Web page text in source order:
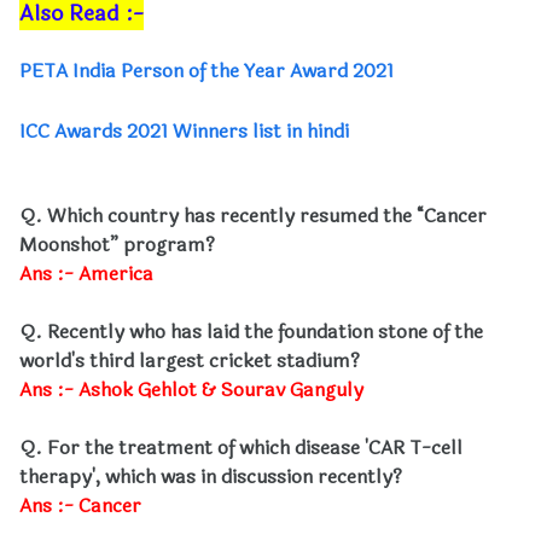
Also Read :-
PETA India Person of the Year Award 2021
ICC Awards 2021 Winners list in hindi
Q. Which country has recently resumed the “Cancer
Moonshot” program?
Ans :- America
Q. Recently who has laid the foundation stone of the
world's third largest cricket stadium?
Ans :- Ashok Gehlot & Sourav Ganguly
Q. For the treatment of which disease 'CAR T-cell
therapy', which was in discussion recently?
Ans :- Cancer